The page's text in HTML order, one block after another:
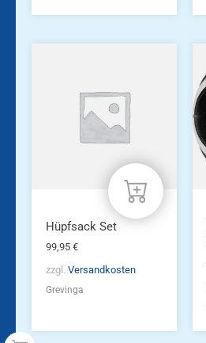
Hüpfsack Set
99,95 €
zzgl. Versandkosten
Grevinga